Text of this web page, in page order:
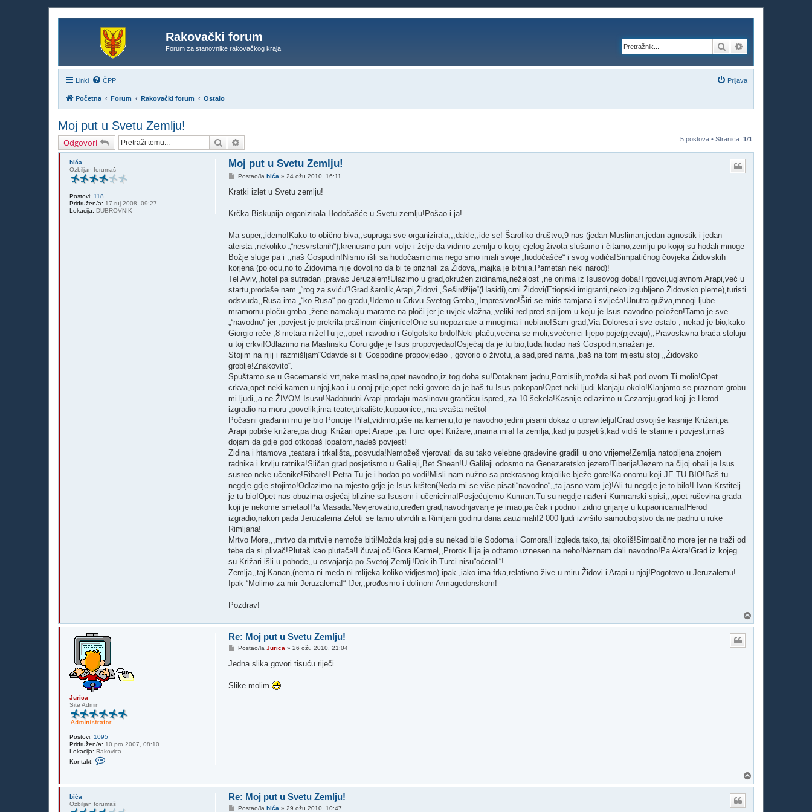
Rakovački forum
Forum za stanovnike rakovačkog kraja Pretražnik
Linki ČPP Prijava
Početna Forum Rakovački forum Ostalo
Moj put u Svetu Zemlju!
Odgovori Pretražnik 5 postova • Stranica: 1/1
bića
Ozbiljan forumaš
Postovi: 118
Pridružen/a: 17 ruj 2008, 09:27
Lokacija: DUBROVNIK
Moj put u Svetu Zemlju!
P
s
Postao/labića »24 ožu 2010, 16:11
Kratki izlet u Svetu zemlju!
Krčka Biskupija organizirala Hodočašće u Svetu zemlju!Pošao i ja!
Ma super,,idemo!Kako to obično biva,,supruga sve organizirala,,,dakle,,ide se! Šaroliko društvo,9 nas (jedan Musliman,jedan agnostik i jedan
ateista ,nekoliko „“nesvrstanih“),krenusmo puni volje i želje da vidimo zemlju o kojoj cjelog života slušamo i čitamo,zemlju po kojoj su hodali mnoge
Božje sluge pa i ,,naš Gospodin!Nismo išli sa hodočasnicima nego smo imali svoje „hodočašće“ i svog vodiča!Simpatičnog čovjeka Židovskih
korjena (po ocu,no to Židovima nije dovoljno da bi te priznali za Židova,,majka je bitnija.Pametan neki narod)!
Tel Aviv,,hotel pa sutradan ,pravac Jeruzalem!Ulazimo u grad,okružen zidinama,nežalost ,ne onima iz Isusovog doba!Trgovci,uglavnom Arapi,već u
startu,prodaše nam „“rog za sviću“!Grad šarolik,Arapi,Židovi „Šeširdžije“(Hasidi),crni Židovi(Etiopski imigranti,neko izgubljeno Židovsko pleme),turisti
odsvuda,,Rusa ima „“ko Rusa“ po gradu,!Idemo u Crkvu Svetog Groba,,Impresivno!Širi se miris tamjana i svijeća!Unutra gužva,mnogi ljube
mramornu ploču groba ,žene namakaju marame na ploči jer je uvjek vlažna,,veliki red pred spiljom u koju je Isus navodno položen!Tamo je sve
„“navodno“ jer ,povjest je prekrila prašinom činjenice!One su nepoznate a mnogima i nebitne!Sam grad,Via Doloresa i sve ostalo , nekad je bio,kako
Giorgio reče ,8 metara niže!Tu je,,opet navodno i Golgotsko brdo!Neki plaču,većina se moli,svećenici lijepo poje(pjevaju),,Pravoslavna braća stoluju
u toj crkvi!Odlazimo na Maslinsku Goru gdje je Isus propovjedao!Osjećaj da je tu bio,tuda hodao naš Gospodin,snažan je.
Stojim na njij i razmišljam“Odavde si ti Gospodine propovjedao , govorio o životu,,a sad,pred nama ,baš na tom mjestu stoji,,Židovsko
groblje!Znakovito“.
Spuštamo se u Gecemanski vrt,neke masline,opet navodno,iz tog doba su!Dotaknem jednu,Pomislih,možda si baš pod ovom Ti molio!Opet
crkva,opet neki kamen u njoj,kao i u onoj prije,opet neki govore da je baš tu Isus pokopan!Opet neki ljudi klanjaju okolo!Klanjamo se praznom grobu
mi ljudi,,a ne ŽIVOM Isusu!Nadobudni Arapi prodaju maslinovu grančicu ispred,,za 10 šekela!Kasnije odlazimo u Cezareju,grad koji je Herod
izgradio na moru ,povelik,ima teater,trkalište,kupaonice,,ma svašta nešto!
Počasni građanin mu je bio Poncije Pilat,vidimo,piše na kamenu,to je navodno jedini pisani dokaz o upravitelju!Grad osvojiše kasnije Križari,pa
Arapi pobiše križare,pa drugi Križari opet Arape ,pa Turci opet Križare,,mama mia!Ta zemlja,,kad ju posjetiš,kad vidiš te starine i povjest,imaš
dojam da gdje god otkopaš lopatom,nađeš povjest!
Zidina i htamova ,teatara i trkališta,,posvuda!Nemožeš vjerovati da su tako velebne građevine gradili u ono vrijeme!Zemlja natopljena znojem
radnika i krvlju ratnika!Sličan grad posjetismo u Galileji,Bet Shean!U Galileji odosmo na Genezaretsko jezero!Tiberija!Jezero na čijoj obali je Isus
susreo neke učenike!Ribare!I Petra.Tu je i hodao po vodi!Misli nam nužno sa prekrasnog krajolike bježe gore!Ka onomu koji JE TU BIO!Baš tu
negdje gdje stojimo!Odlazimo na mjesto gdje je Isus kršten(Neda mi se više pisati“navodno“,,ta jasno vam je)!Ali tu negdje je to bilo!I Ivan Krstitelj
je tu bio!Opet nas obuzima osjećaj blizine sa Isusom i učenicima!Posjećujemo Kumran.Tu su negdje nađeni Kumranski spisi,,,opet ruševina grada
koji je nekome smetao!Pa Masada.Nevjerovatno,uređen grad,navodnjavanje je imao,pa čak i podno i zidno grijanje u kupaonicama!Herod
izgradio,nakon pada Jeruzalema Zeloti se tamo utvrdili a Rimljani godinu dana zauzimali!2 000 ljudi izvršilo samoubojstvo da ne padnu u ruke
Rimljana!
Mrtvo More,,,mrtvo da mrtvije nemože biti!Možda kraj gdje su nekad bile Sodoma i Gomora!I izgleda tako,,taj okoliš!Simpatično more jer ne traži od
tebe da si plivač!Plutaš kao plutača!I čuvaj oči!Gora Karmel,,Prorok Ilija je odtamo uznesen na nebo!Neznam dali navodno!Pa Akra!Grad iz kojeg
su Križari išli u pohode,,u osvajanja po Svetoj Zemlji!Dok ih Turci nisu“oćerali“!
Zemlja,,taj Kanan,(nema ni meda ni mlijeka koliko vidjesmo) ipak ,iako ima frka,relativno žive u miru Židovi i Arapi u njoj!Pogotovo u Jeruzalemu!
Ipak “Molimo za mir Jeruzalema!“ !Jer,,prođosmo i dolinom Armagedonskom!
Pozdrav!
r
Jurica
Site Admin
Postovi: 1095
Pridružen/a: 10 pro 2007, 08:10
Lokacija: Rakovica
Kontakt:
a
Re: Moj put u Svetu Zemlju!
P
s
Postao/laJurica »26 ožu 2010, 21:04
Jedna slika govori tisuću riječi.
Slike molim
r
bića
Ozbiljan forumaš
Re: Moj put u Svetu Zemlju!
PPostao/labića »29 ožu 2010, 10:47